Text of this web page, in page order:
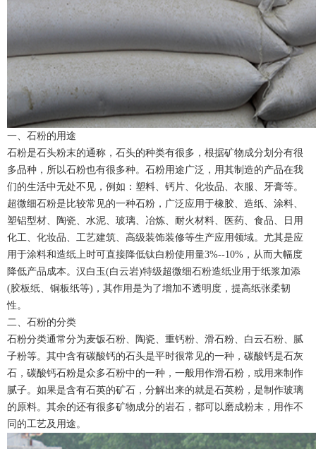
一、石粉的用途
石粉是石头粉末的通称，石头的种类有很多，根据矿物成分划分有很
多品种，所以石粉也有很多种。石粉用途广泛，用其制造的产品在我
们的生活中无处不见，例如：塑料、钙片、化妆品、衣服、牙膏等。
超微细石粉是比较常见的一种石粉，广泛应用于橡胶、造纸、涂料、
塑铝型材、陶瓷、水泥、玻璃、冶炼、耐火材料、医药、食品、日用
化工、化妆品、工艺建筑、高级装饰装修等生产应用领域。尤其是应
用于涂料和造纸上时可直接降低钛白粉使用量3%--10%，从而大幅度
降低产品成本。汉白玉(白云岩)特级超微细石粉造纸业用于纸浆加添
(胶板纸、铜板纸等)，其作用是为了增加不透明度，提高纸张柔韧
性。
二、石粉的分类
石粉分类通常分为麦饭石粉、陶瓷、重钙粉、滑石粉、白云石粉、腻
子粉等。其中含有碳酸钙的石头是平时很常见的一种，碳酸钙是石灰
石，碳酸钙石粉是众多石粉中的一种，一般用作滑石粉，或用来制作
腻子。如果是含有石英的矿石，分解出来的就是石英粉，是制作玻璃
的原料。其余的还有很多矿物成分的岩石，都可以磨成粉末，用作不
同的工艺及用途。